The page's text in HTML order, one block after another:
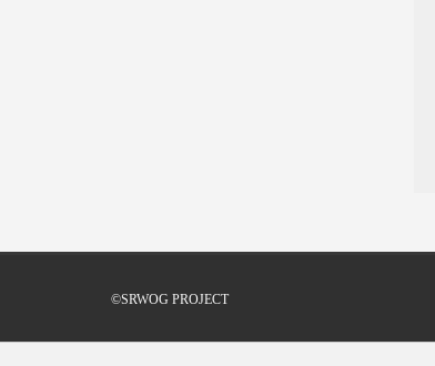
©SRWOG PROJECT